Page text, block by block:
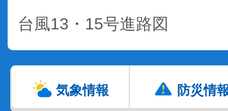
台風13・15号進路図
気象情報 防災情